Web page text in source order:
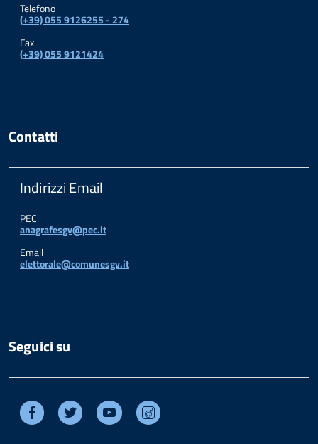
Telefono
(+39) 055 9126255 - 274
Fax
(+39) 055 9121424
Contatti
Indirizzi Email
PEC
anagrafesgv@pec.it
Email
elettorale@comunesgv.it
Seguici su
Facebook Twitter Youtube